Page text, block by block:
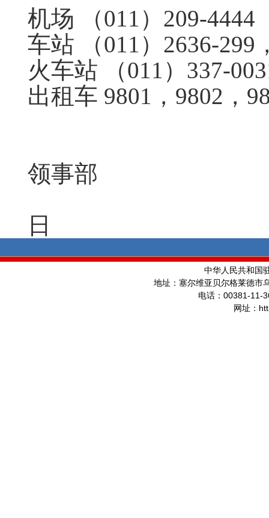
机场 （011 ） 209-4444
车站 （011 ） 2636-299
火车站 （011 ） 337-
出租车 9801 ， 9802 ，
领事部
日
中华人民共和国
地址：塞尔维亚贝尔格莱德市
电话： 00381-11-
网址：